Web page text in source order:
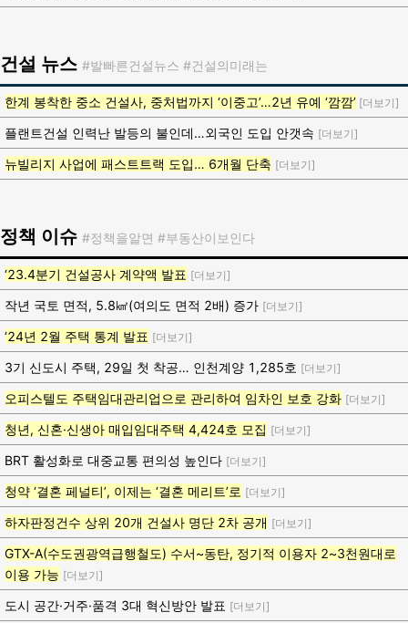
건설 뉴스 #발빠른건설뉴스 #건설의미래는
한계 봉착한 중소 건설사, 중처법까지 ‘이중고’…2년 유예 ‘깜깜’ [더보기]
플랜트건설 인력난 발등의 불인데…외국인 도입 안갯속 [더보기]
뉴빌리지 사업에 패스트트랙 도입… 6개월 단축 [더보기]
정책 이슈 #정책을알면 #부동산이보인다
‘23.4분기 건설공사 계약액 발표 [더보기]
작년 국토 면적, 5.8㎢(여의도 면적 2배) 증가 [더보기]
‘24년 2월 주택 통계 발표 [더보기]
3기 신도시 주택, 29일 첫 착공… 인천계양 1,285호 [더보기]
오피스텔도 주택임대관리업으로 관리하여 임차인 보호 강화 [더보기]
청년, 신혼·신생아 매입임대주택 4,424호 모집 [더보기]
BRT 활성화로 대중교통 편의성 높인다 [더보기]
청약 ‘결혼 페널티’, 이제는 ‘결혼 메리트’로 [더보기]
하자판정건수 상위 20개 건설사 명단 2차 공개 [더보기]
GTX-A(수도권광역급행철도) 수서~동탄, 정기적 이용자 2~3천원대로
이용 가능 [더보기]
도시 공간·거주·품격 3대 혁신방안 발표 [더보기]